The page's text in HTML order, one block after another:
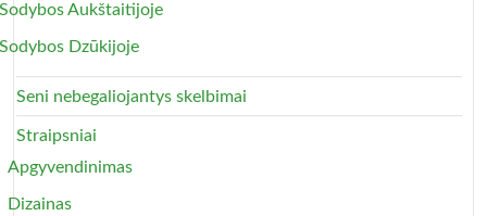
Sodybos Aukštaitijoje
Sodybos Dzūkijoje
Seni nebegaliojantys skelbimai
Straipsniai
Apgyvendinimas
Dizainas